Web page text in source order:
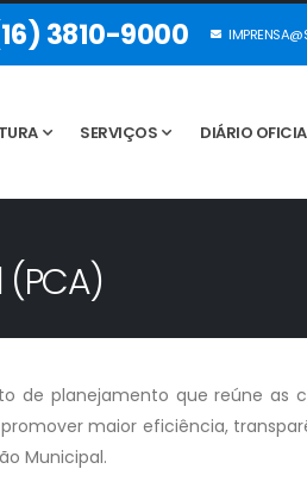
3810-9000
SERVIÇOS DIÁRIO
de planejamento que reúne as
maior eficiência,
Municipal.